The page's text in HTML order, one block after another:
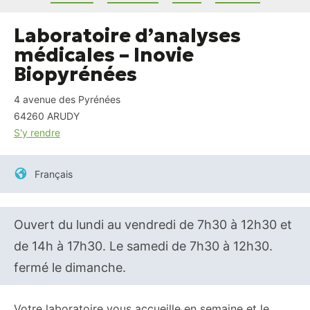
Laboratoire d’analyses
médicales – Inovie
Biopyrénées
4 avenue des Pyrénées
64260 ARUDY
S'y rendre
Français
Ouvert du lundi au vendredi de 7h30 à 12h30 et
de 14h à 17h30. Le samedi de 7h30 à 12h30.
fermé le dimanche.